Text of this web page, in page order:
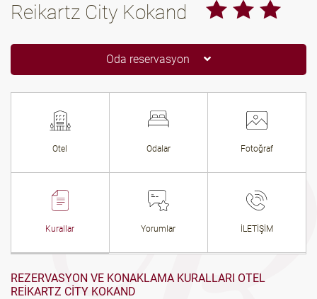
Reikartz City Kokand
Oda reservasyon
Otel Odalar Fotoğraf
Kurallar Yorumlar İLETİŞİM
REZERVASYON VE KONAKLAMA KURALLARI OTEL
REIKARTZ CITY KOKAND